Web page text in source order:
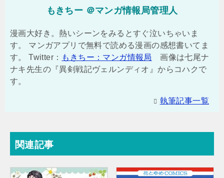
もきちー ＠マンガ情報局管理人
漫画大好き。熱いシーンをみるとすぐ泣いちゃいま
す。 マンガアプリで無料で読める漫画の感想書いてま
す。 Twitter： もきちー：マンガ情報局
画像は七尾ナ
ナキ先生の『異剣戦記ヴェルンディオ』からコハクで
す。
執筆記事一覧
関連記事